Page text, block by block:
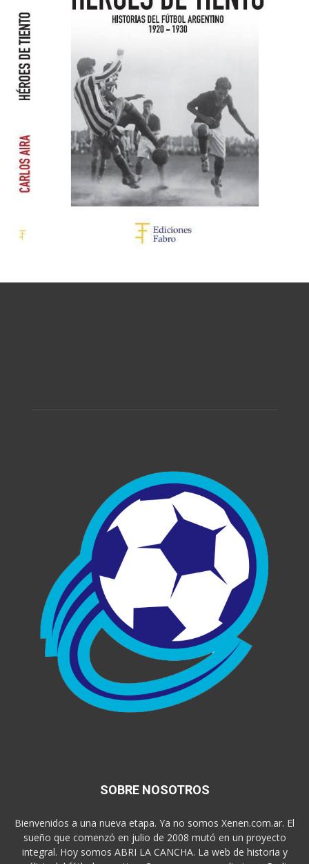
SOBRE NOSOTROS
Bienvenidos a una nueva etapa. Ya no somos Xenen.com.ar. El
sueño que comenzó en julio de 2008 mutó en un proyecto
integral. Hoy somos ABRI LA CANCHA. La web de historia y